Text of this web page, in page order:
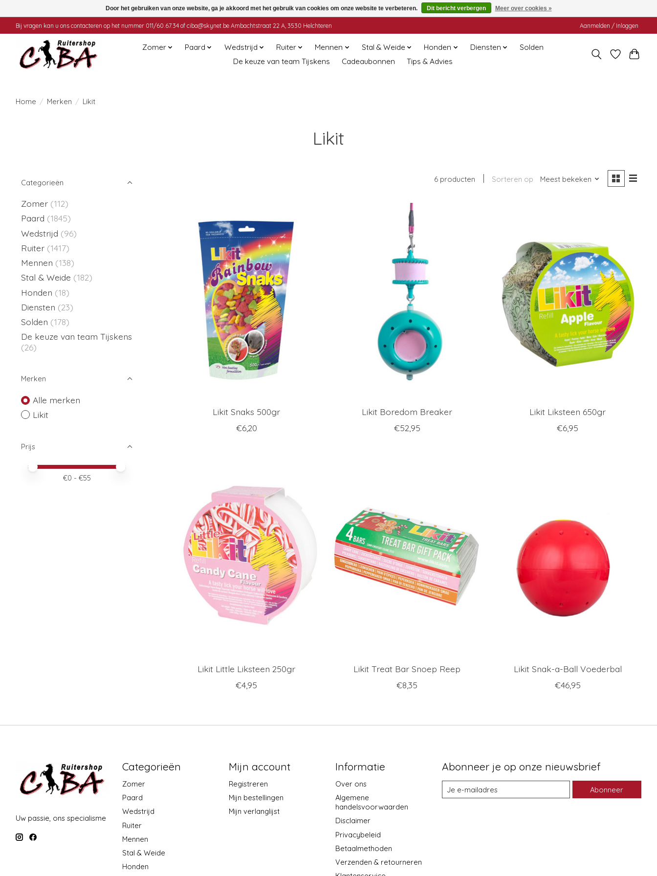
Bij vragen kan u ons contacteren op het nummer 011/60.67.34 of ciba@skynet.be Ambachtstraat 22 A, 3530 Helchteren Aanmelden / Inloggen
Zomer Paard Wedstrijd Ruiter Mennen Stal & Weide Honden Diensten
Solden
De keuze van team Tijskens
Cadeaubonnen Tips & Advies
Home / Merken / Likit
Likit
Categorieën
Zomer (112)
Paard (1845)
Wedstrijd (96)
Ruiter (1417)
Mennen (138)
Stal & Weide (182)
Honden (18)
Diensten (23)
Solden (178)
De keuze van team Tijskens
(26)
Merken
Alle merken
Likit
Prijs
Minimale prijswaarde
Price maximum value
€0 - €55
6 producten Sorteren op Meest bekeken
Likit Snaks 500gr
€6,20
Likit Boredom Breaker
€52,95
Likit Liksteen 650gr
€6,95
Likit Little Liksteen 250gr
€4,95
Likit Treat Bar Snoep Reep
€8,35
Likit Snak-a-Ball Voederbal
€46,95
Uw passie, ons specialisme
Categorieën
Zomer
Paard
Wedstrijd
Ruiter
Mennen
Stal & Weide
Honden
Mijn account
Registreren
Mijn bestellingen
Mijn verlanglijst
Informatie
Over ons
Algemene
handelsvoorwaarden
Disclaimer
Privacybeleid
Betaalmethoden
Verzenden & retourneren
Abonneer je op onze nieuwsbrief
Abonneer
Door het gebruiken van onze website, ga je akkoord met het gebruik van cookies om onze website te verbeteren. Dit bericht verbergen Meer over cookies »